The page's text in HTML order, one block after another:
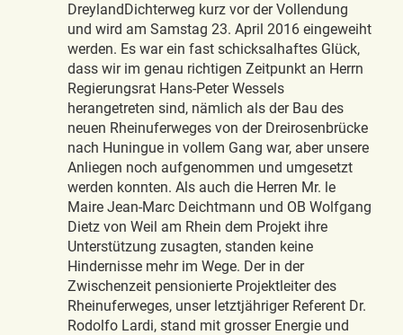
DreylandDichterweg kurz vor der Vollendung
und wird am Samstag 23. April 2016 eingeweiht
werden. Es war ein fast schicksalhaftes Glück,
dass wir im genau richtigen Zeitpunkt an Herrn
Regierungsrat Hans-Peter Wessels
herangetreten sind, nämlich als der Bau des
neuen Rheinuferweges von der Dreirosenbrücke
nach Huningue in vollem Gang war, aber unsere
Anliegen noch aufgenommen und umgesetzt
werden konnten. Als auch die Herren Mr. le
Maire Jean-Marc Deichtmann und OB Wolfgang
Dietz von Weil am Rhein dem Projekt ihre
Unterstützung zusagten, standen keine
Hindernisse mehr im Wege. Der in der
Zwischenzeit pensionierte Projektleiter des
Rheinuferweges, unser letztjähriger Referent Dr.
Rodolfo Lardi, stand mit grosser Energie und